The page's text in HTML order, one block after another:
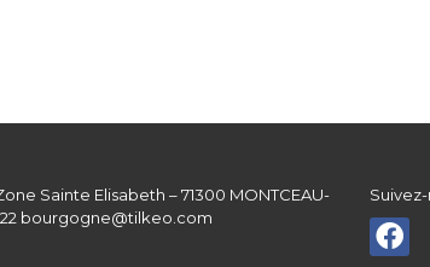
Sainte Elisabeth – 71300 MONTCEAU-
bourgogne@tilkeo.com